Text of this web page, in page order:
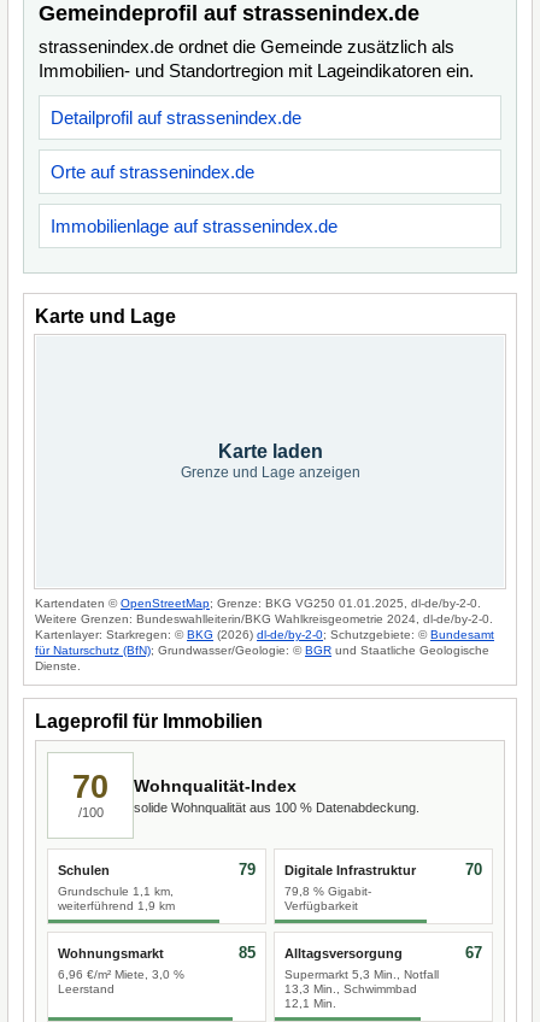
Gemeindeprofil auf strassenindex.de
strassenindex.de ordnet die Gemeinde zusätzlich als
Immobilien- und Standortregion mit Lageindikatoren ein.
Detailprofil auf strassenindex.de
Orte auf strassenindex.de
Immobilienlage auf strassenindex.de
Karte und Lage
Karte laden
Grenze und Lage anzeigen
Kartendaten ©OpenStreetMap; Grenze: BKG VG250 01.01.2025, dl-de/by-2-0.
Weitere Grenzen: Bundeswahlleiterin/BKG Wahlkreisgeometrie 2024, dl-de/by-2-0.
Kartenlayer: Starkregen: ©BKG (2026) dl-de/by-2-0; Schutzgebiete: ©Bundesamt
für Naturschutz (BfN); Grundwasser/Geologie: ©BGR und Staatliche Geologische
Dienste.
Lageprofil für Immobilien
70
/100
Wohnqualität-Index
solide Wohnqualität aus 100 % Datenabdeckung.
Schulen
Grundschule 1,1 km,
weiterführend 1,9 km
79 Digitale Infrastruktur
79,8 % Gigabit-
Verfügbarkeit
70
Wohnungsmarkt
6,96 €/m² Miete, 3,0 %
Leerstand
85 Alltagsversorgung
Supermarkt 5,3 Min., Notfall
13,3 Min., Schwimmbad
12,1 Min.
67